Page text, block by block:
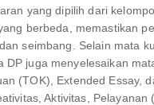
yang dipilih dari
berbeda, memastikan
seimbang. Selain mata
DP juga menyelesaikan
(TOK), Extended Essay,
Aktivitas, Pelayanan